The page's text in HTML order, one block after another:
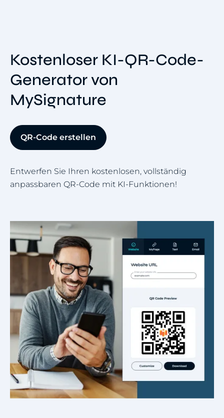
Kostenloser KI-QR-Code-
Generator von
MySignature
QR-Code erstellen
Entwerfen Sie Ihren kostenlosen, vollständig
anpassbaren QR-Code mit KI-Funktionen!